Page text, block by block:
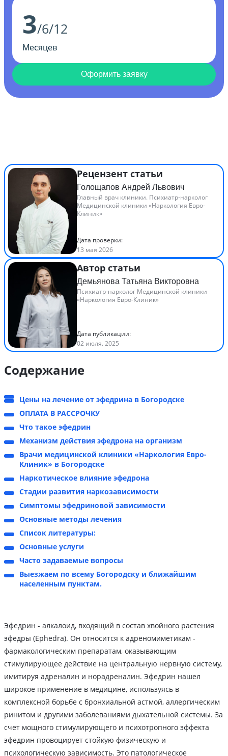
3/6/12
Месяцев
Оформить заявку
Рецензент статьи
Голощапов Андрей Львович
Главный врач клиники. Психиатр-нарколог
Медицинской клиники «Наркология Евро-
Клиник»
Дата проверки:
13 мая 2026
Автор статьи
Демьянова Татьяна Викторовна
Психиатр-нарколог Медицинской клиники
«Наркология Евро-Клиник»
Дата публикации:
02 июля. 2025
Содержание
Цены на лечение от эфедрина в Богородске
ОПЛАТА В РАССРОЧКУ
Что такое эфедрин
Механизм действия эфедрона на организм
Врачи медицинской клиники «Наркология Евро-
Клиник» в Богородске
Наркотическое влияние эфедрона
Стадии развития наркозависимости
Симптомы эфедриновой зависимости
Основные методы лечения
Список литературы:
Основные услуги
Часто задаваемые вопросы
Выезжаем по всему Богородску и ближайшим
населенным пунктам.
Эфедрин - алкалоид, входящий в состав хвойного растения
эфедры (Ephedra). Он относится к адреномиметикам -
фармакологическим препаратам, оказывающим
стимулирующее действие на центральную нервную систему,
имитируя адреналин и норадреналин. Эфедрин нашел
широкое применение в медицине, используясь в
комплексной борьбе с бронхиальной астмой, аллергическим
ринитом и другими заболеваниями дыхательной системы. За
счет мощного стимулирующего и психотропного эффекта
эфедрин провоцирует стойкую физическую и
психологическую зависимость. Это патологическое